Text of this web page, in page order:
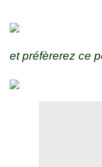
et préfèrerez ce